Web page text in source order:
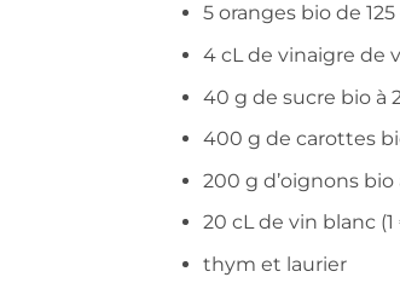
5 oranges bio de
4 cL de vinaigre de
40 g de sucre bio à
400 g de carottes
200 g d’oignons
20 cL de vin blanc (1
thym et laurier